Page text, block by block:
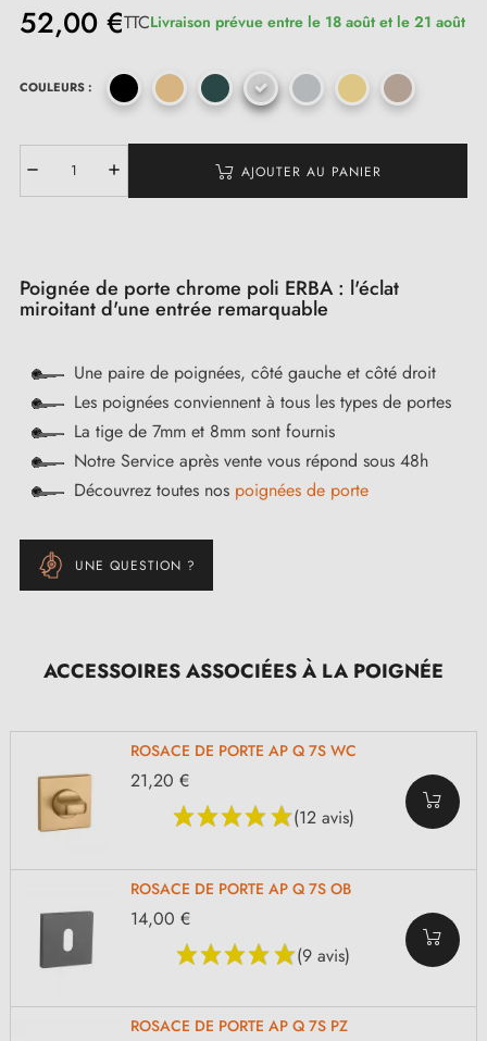
52,00 €TTCLivraison prévue entre le 18 août et le 21 août
COULEURS :
AJOUTER AU PANIER
Poignée de porte chrome poli ERBA : l'éclat
miroitant d'une entrée remarquable
Une paire de poignées, côté gauche et côté droit
Les poignées conviennent à tous les types de portes
La tige de 7mm et 8mm sont fournis
Notre Service après vente vous répond sous 48h
Découvrez toutes nos poignées de porte
UNE QUESTION ?
ACCESSOIRES ASSOCIÉES À LA POIGNÉE
ROSACE DE PORTE AP Q 7S WC
(12 avis)
21,20 €
ROSACE DE PORTE AP Q 7S OB
(9 avis)
14,00 €
ROSACE DE PORTE AP Q 7S PZ